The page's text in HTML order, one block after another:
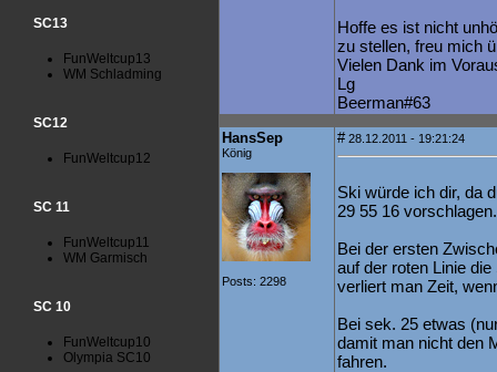
SC13
FunWeltcup13
WM Schladming
SC12
FunWeltcup12
SC 11
FunWeltcup11
WM Garmisch
SC 10
FunWeltcup10
Olympia SC10
Hoffe es ist nicht
zu stellen, freu mich
Vielen Dank im
Lg
Beerman#63
HansSep
König
Posts: 2298
#28.12.2011 - 19:21:24
Ski würde ich dir, da
29 55 16 vorschlagen.
Bei der ersten
auf der roten Linie
verliert man Zeit,
Bei sek. 25 etwas
damit man nicht den
fahren.